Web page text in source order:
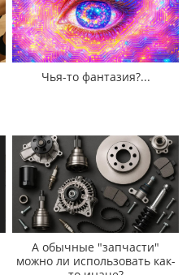
Чья-то фантазия?...
А обычные "запчасти"
можно ли использовать как-